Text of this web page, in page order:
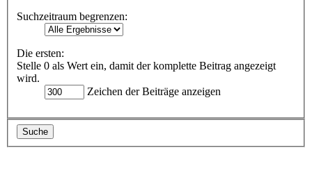
Suchzeitraum begrenzen:
Die ersten:
Stelle 0 als Wert ein, damit der komplette Beitrag angezeigt
wird.
Zeichen der Beiträge anzeigen